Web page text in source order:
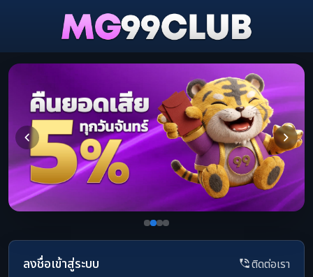
ลงชื่อเข้าสู่ระบบ ติดต่อเรา